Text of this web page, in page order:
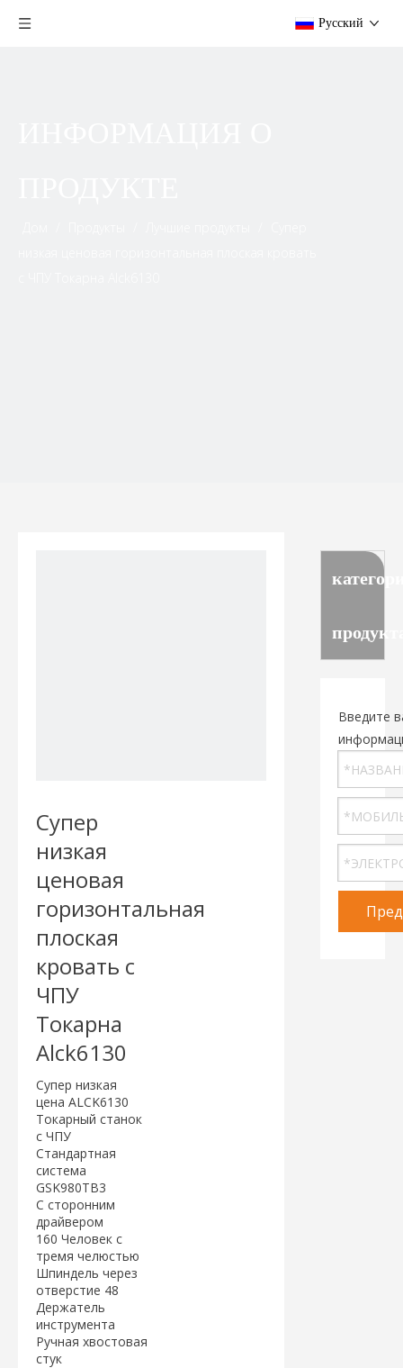
Pусский
Супер
низкая
ценовая
горизонтальная
плоская
кровать с
ЧПУ
Токарна
Alck6130
Супер низкая
цена ALCK6130
Токарный станок
с ЧПУ
Стандартная
система
GSK980TB3
С сторонним
драйвером
160 Человек с
тремя челюстью
Шпиндель через
отверстие 48
Держатель
инструмента
Ручная хвостовая
стук
Введите